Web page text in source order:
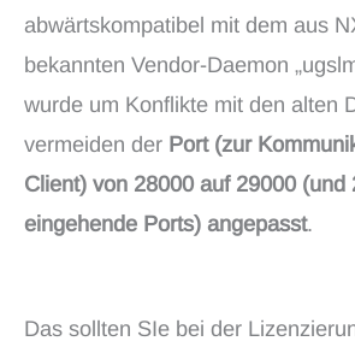
abwärtskompatibel mit dem aus
bekannten Vendor-Daemon
wurde um Konflikte mit den alten
vermeiden der Port (zur
Client) von 28000 auf 29000 (und
eingehende Ports) angepasst.
Das sollten SIe bei der